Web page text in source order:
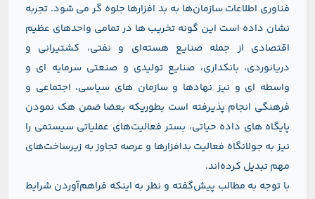
فناوری اطلاعات سازمان‌ها به بد افزارها جلوه گر می شود. تجربه
نشان داده است این گونه تخریب ها در تمامی واحدهای عظیم
اقتصادی از جمله صنایع هسته‌ای و نفتی، کشتیرانی و
دریانوردی، بانکداری، صنایع تولیدی و صنعتی سرمایه ای و
واسطه ای و نیز نهادها و سازمان های سیاسی، اجتماعی و
فرهنگی انجام پذیرفته است بطوریکه بعضا ضمن هک نمودن
پایگاه های داده حیاتی، بستر فعالیت‌های عملیاتی سیستمی را
نیز به جولانگاه فعالیت بدافزارها و عرصه‌ تجاوز به زیرساخت‌های
مهم تبدیل کرده‌اند.
با توجه به مطالب پیش‌گفته و نظر به اینکه فراهم‌آوردن شرایط